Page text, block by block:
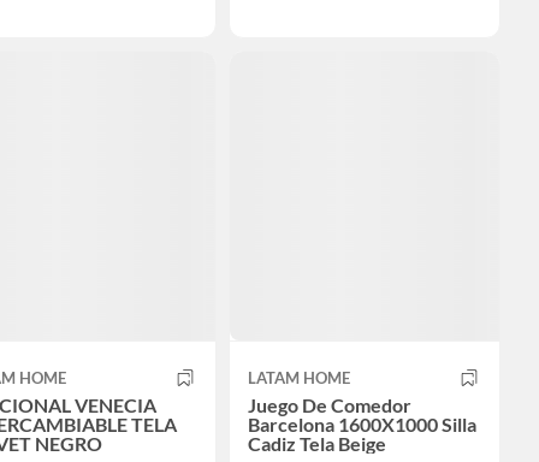
HOME
VENECIA
TELA
NEGRO
LATAM HOME
Juego De Comedor
Barcelona 1600X1000 Silla
Cadiz Tela Beige